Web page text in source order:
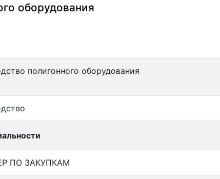
оборудования
полигонного оборудования
ПО ЗАКУПКАМ